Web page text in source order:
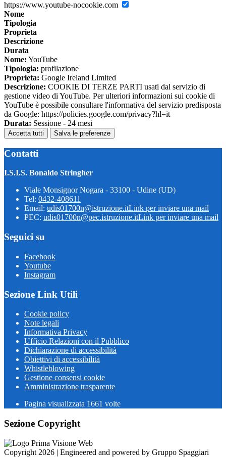
https://www.youtube-nocookie.com
Nome
Tipologia
Proprieta
Descrizione
Durata
Nome: YouTube
Tipologia: profilazione
Proprieta: Google Ireland Limited
Descrizione: COOKIE DI TERZE PARTI usati dal servizio di
gestione video di YouTube. Per ulteriori informazioni sui cookie di
YouTube è possibile consultare l'informativa del servizio predisposta
da Google: https://policies.google.com/privacy?hl=it
Durata: Sessione - 24 mesi
Accetta tutti Salva le preferenze
Contatti
I.S.I.S. Bonaldo Stringher
Viale Monsignor Nogara - 33100 - Udine (UD)
Tel: 0432-408611
Email: udis01700n@istruzione.itLink per inviare una mail
PEC: udis01700n@pec.istruzione.itLink per inviare una mail
Seguici su
Facebook
Youtube
Instagram
Sezione Link Utili
Cookie policy
Note legali
Informativa Privacy
Ufficio Relazioni con il Pubblico
Dichiarazione di accessibilità
Obiettivi di accessibilità
Whistleblowing
Gestione consensi cookie
Amministrazione trasparente
Pagina visualizzata 1661 volte
Sezione Copyright
Copyright 2026 | Engineered and powered by Gruppo Spaggiari